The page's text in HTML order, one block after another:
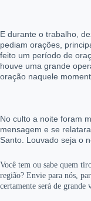
E durante o trabalho,
pediam orações,
feito um período de
houve uma grande
oração naquele
No culto a noite foram
mensagem e se
Santo. Louvado seja o
Você tem ou sabe quem
região? Envie para nós,
certamente será de grande